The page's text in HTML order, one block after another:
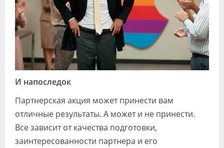
И напоследок
Партнерская акция может принести вам
отличные результаты. А может и не принести.
Все зависит от качества подготовки,
заинтересованности партнера и его